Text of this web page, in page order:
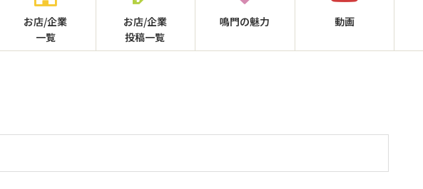
お店/企業
一覧
お店/企業
投稿一覧
鳴門の魅力 動画